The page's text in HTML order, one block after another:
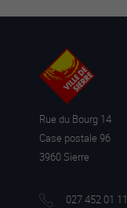
Rue du Bourg 14
Case postale 96
3960 Sierre
027 452 01 11